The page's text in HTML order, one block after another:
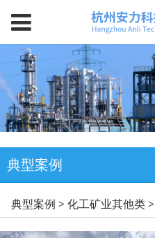
典型案例
案例
典型案例 >化工矿业其他类>